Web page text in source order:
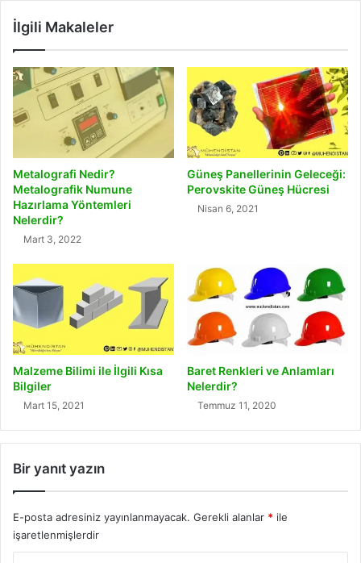
İlgili Makaleler
Metalografi Nedir?
Metalografik Numune
Hazırlama Yöntemleri
Nelerdir?
Mart 3, 2022
Güneş Panellerinin Geleceği:
Perovskite Güneş Hücresi
Nisan 6, 2021
Malzeme Bilimi ile İlgili Kısa
Bilgiler
Mart 15, 2021
Baret Renkleri ve Anlamları
Nelerdir?
Temmuz 11, 2020
Bir yanıt yazın
E-posta adresiniz yayınlanmayacak. Gerekli alanlar * ile
işaretlenmişlerdir